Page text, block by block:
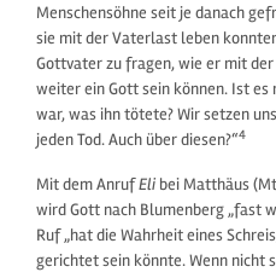
Menschensöhne seit je danach
sie mit der Vaterlast leben
Gottvater zu fragen, wie er mit
weiter ein Gott sein können. Ist es
war, was ihn tötete? Wir setzen
jeden Tod. Auch über diesen?“4
Mit dem AnrufEli bei Matthäus
wird Gott nach Blumenberg „fast
Ruf „hat die Wahrheit eines
gerichtet sein könnte. Wenn nicht